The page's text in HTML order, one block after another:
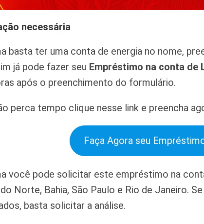
necessária
basta ter uma conta de energia no nome,
já pode fazer seu Empréstimo na conta de
após o preenchimento do formulário.
perca tempo clique nesse link e preencha
Faça Agora seu
você pode solicitar este empréstimo na
Norte, Bahia, São Paulo e Rio de Janeiro.
basta solicitar a análise.